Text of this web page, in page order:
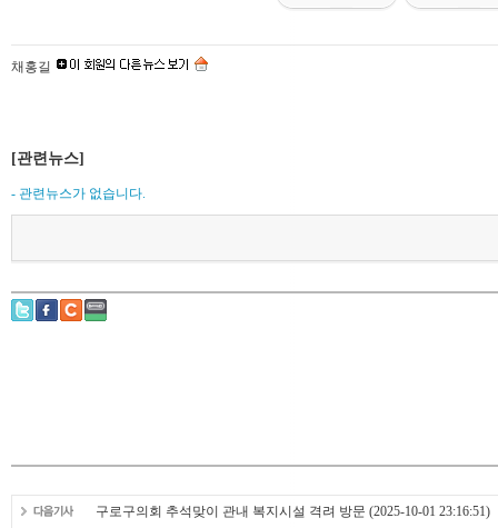
채홍길
[관련뉴스]
- 관련뉴스가 없습니다.
구로구의회 추석맞이 관내 복지시설 격려 방문 (2025-10-01 23:16:51)